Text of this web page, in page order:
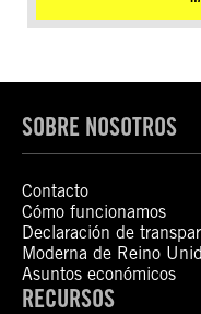
SOBRE NOSOTROS
Contacto
Cómo funcionamos
Declaración de
Moderna de Reino
Asuntos económicos
RECURSOS